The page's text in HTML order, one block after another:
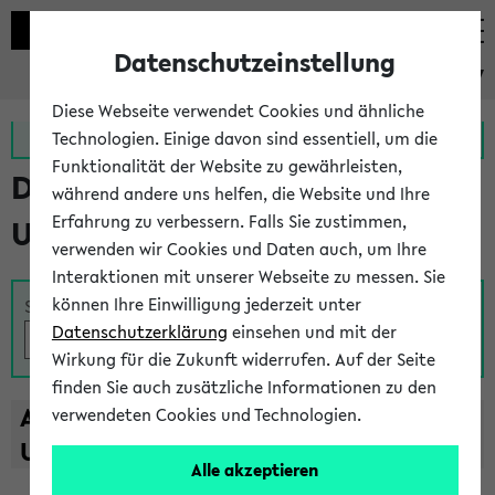
eKVV
Zur MeineUni App Zum MeineUni Portal
Das Lehrangebot der
Universität Bielefeld
Suche
A B C D E F G H I J K L M N O
U
V W X Y
Z
Datenschutzeinstellung
Diese Webseite verwendet Cookies und ähnliche
Technologien. Einige davon sind essentiell, um die
Funktionalität der Website zu gewährleisten,
während andere uns helfen, die Website und Ihre
Erfahrung zu verbessern. Falls Sie zustimmen,
verwenden wir Cookies und Daten auch, um Ihre
Interaktionen mit unserer Webseite zu messen. Sie
können Ihre Einwilligung jederzeit unter
Datenschutzerklärung einsehen und mit der
Wirkung für die Zukunft widerrufen. Auf der Seite
finden Sie auch zusätzliche Informationen zu den
verwendeten Cookies und Technologien.
Alle akzeptieren